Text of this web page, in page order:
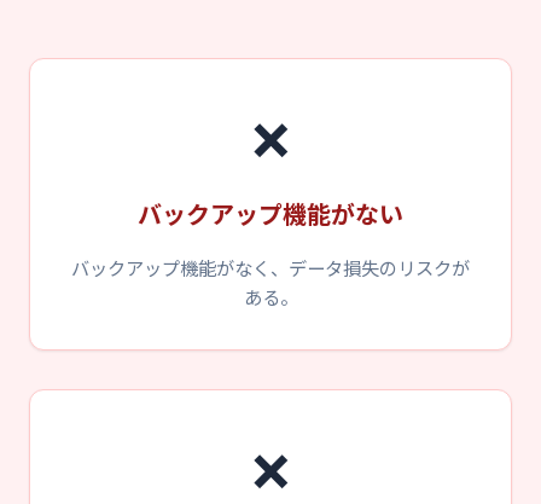
❌
バックアップ機能がない
バックアップ機能がなく、データ損失のリスクが
ある。
❌